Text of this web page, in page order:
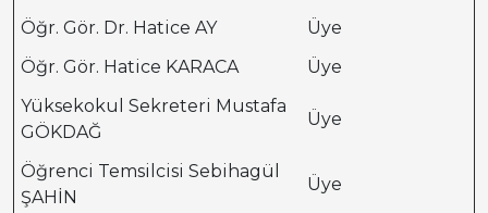
Öğr. Gör. Dr. Hatice AY
Üye
Öğr. Gör. Hatice KARACA
Üye
Yüksekokul Sekreteri Mustafa
GÖKDAĞ
Üye
Öğrenci Temsilcisi Sebihagül
ŞAHİN
Üye